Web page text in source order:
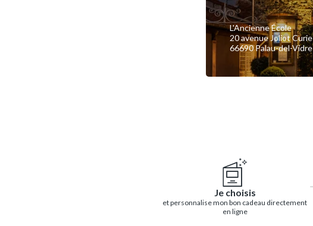
L'Ancienne École
20 avenue Joliot Curie
66690 Palau-del-Vidre
Je choisis
et personnalise mon bon cadeau directement
en ligne